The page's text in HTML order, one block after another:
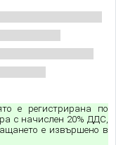
е регистрирана по
с начислен 20% ДДС,
е извършено в